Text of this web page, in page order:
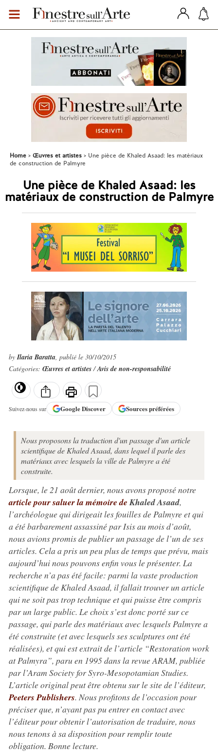
Home Œuvres et artistes
Une pièce de Khaled Asaad: les matériaux
de construction de Palmyre
Une pièce de Khaled Asaad: les
matériaux de construction de Palmyre
byIlaria Baratta, publié le 30/10/2015
Catégories: Œuvres et artistes/Avis de non-responsabilité
Suivez-nous sur GoogleDiscover Sources préférées
Nous proposons la traduction d'un passage d'un article
scientifique de Khaled Asaad, dans lequel il parle des
matériaux avec lesquels la ville de Palmyre a été
construite.
Lorsque, le 21 août dernier, nous avons proposé notre
article pour saluer la mémoire deKhaled Asaad,
l’archéologue qui dirigeait les fouilles de Palmyre et qui
a été barbarement assassiné par Isis au mois d’août,
nous avions promis de publier un passage de l’un de ses
articles. Cela a pris un peu plus de temps que prévu, mais
aujourd’hui nous pouvons enfin vous le présenter. La
recherche n’a pas été facile: parmi la vaste production
scientifique de Khaled Asaad, il fallait trouver un article
qui ne soit pas trop technique et qui puisse être compris
par un large public. Le choix s’est donc porté sur ce
passage, qui parle des matériaux avec lesquels Palmyre a
été construite (et avec lesquels ses sculptures ont été
réalisées), et qui est extrait de l’article “Restoration work
at Palmyra”, paru en 1995 dans la revue ARAM, publiée
par l’Aram Society for Syro-Mesopotamian Studies.
L’article original peut être obtenu sur le site de l’éditeur,
Peeters Publishers. Nous profitons de l’occasion pour
préciser que, n’ayant pas pu entrer en contact avec
l’éditeur pour obtenir l’autorisation de traduire, nous
nous tenons à sa disposition pour remplir toute
obligation. Bonne lecture.